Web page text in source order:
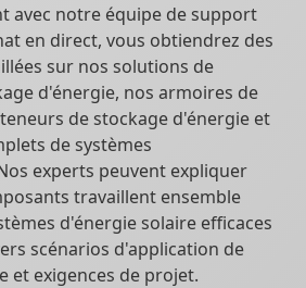
avec notre équipe de support
en direct, vous obtiendrez des
sur nos solutions de
d'énergie, nos armoires de
de stockage d'énergie et
de systèmes
experts peuvent expliquer
travaillent ensemble
d'énergie solaire efficaces
scénarios d'application de
et exigences de projet.